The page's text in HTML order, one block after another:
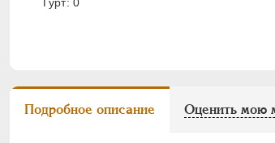
Подробное описание Оценить мою